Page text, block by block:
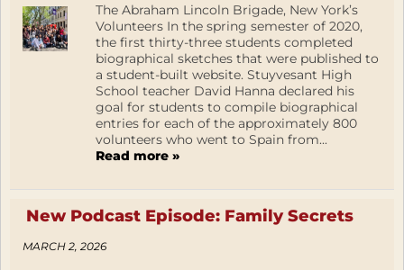
The Abraham Lincoln Brigade, New York’s
Volunteers In the spring semester of 2020,
the first thirty-three students completed
biographical sketches that were published to
a student-built website. Stuyvesant High
School teacher David Hanna declared his
goal for students to compile biographical
entries for each of the approximately 800
volunteers who went to Spain from...
Read more »
New Podcast Episode: Family Secrets
MARCH 2, 2026